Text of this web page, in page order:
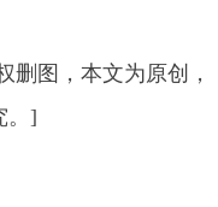
删图，本文为原创，
。]